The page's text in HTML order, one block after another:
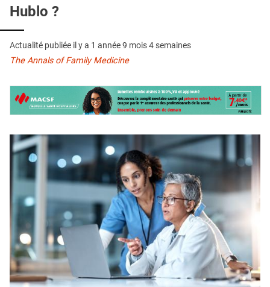
CONTACT
Hublo ?
Actualité publiée il y a 1 année 9 mois 4 semaines
The Annals of Family Medicine